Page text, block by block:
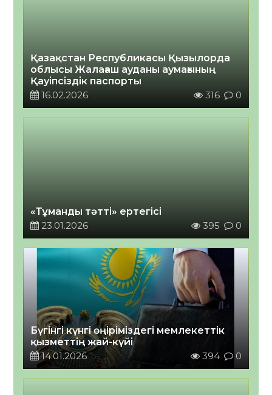
Қазақстан Республикасы Қызылорда
облысы Жалағаш ауданы аумағының
Қауіпсіздік паспорты
16.02.2026
316 0
«Тұманды тәтті» ертегісі
23.01.2026
395 0
Бүгінгі күнгі өңіріміздегі мемлекеттік
қызметтің жай-күйі
14.01.2026
394 0